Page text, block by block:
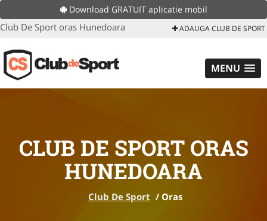
Download GRATUIT aplicatie mobil
Club De Sport oras Hunedoara ADAUGA CLUB DE SPORT
MENU
CLUB DE SPORT ORAS
HUNEDOARA
Club De Sport / Oras